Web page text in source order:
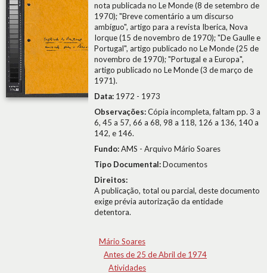
nota publicada no Le Monde (8 de setembro de
1970); "Breve comentário a um discurso
ambíguo", artigo para a revista Iberica, Nova
Iorque (15 de novembro de 1970); "De Gaulle e
Portugal", artigo publicado no Le Monde (25 de
novembro de 1970); "Portugal e a Europa",
artigo publicado no Le Monde (3 de março de
1971).
Data: 1972 - 1973
Observações:Cópia incompleta, faltam pp. 3 a
6, 45 a 57, 66 a 68, 98 a 118, 126 a 136, 140 a
142, e 146.
Fundo:AMS - Arquivo Mário Soares
Tipo Documental:Documentos
Direitos:
A publicação, total ou parcial, deste documento
exige prévia autorização da entidade
detentora.
Mário Soares
Antes de 25 de Abril de 1974
Atividades